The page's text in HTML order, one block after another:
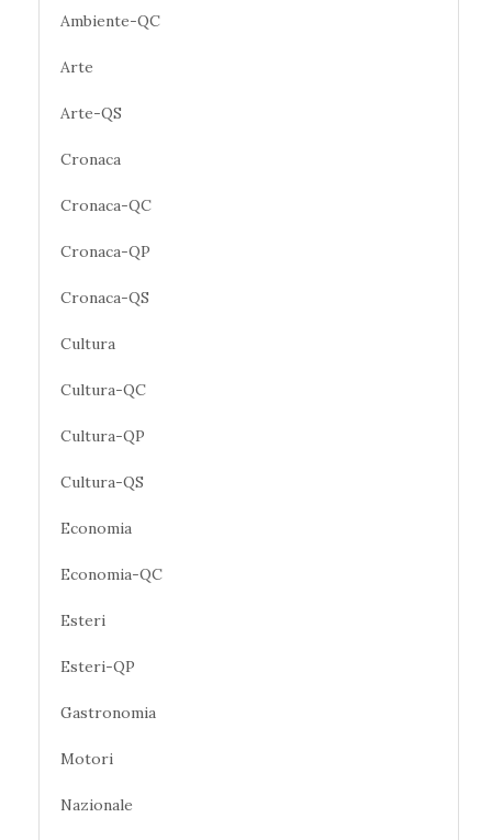
Ambiente-QC
Arte
Arte-QS
Cronaca
Cronaca-QC
Cronaca-QP
Cronaca-QS
Cultura
Cultura-QC
Cultura-QP
Cultura-QS
Economia
Economia-QC
Esteri
Esteri-QP
Gastronomia
Motori
Nazionale